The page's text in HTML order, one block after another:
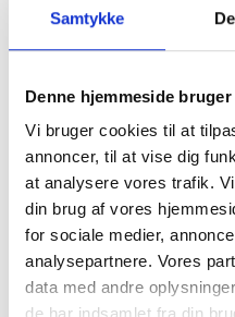
Samtykke
Denne hjemmeside
Vi bruger cookies til at
annoncer, til at vise dig
at analysere vores trafik.
din brug af vores
for sociale medier,
analysepartnere. Vores
data med andre
og var for år tilbage også
bestyrelse. Han sidder
Denmarks bestyrelse og
gadefesten i Studiestræde
Copenhagen Pride.